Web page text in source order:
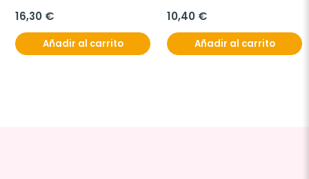
16,30 €
Añadir al carrito
10,40 €
Añadir al carrito